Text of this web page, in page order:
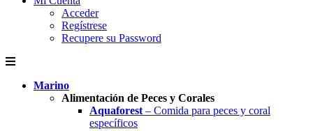
Acceder
Regístrese
Recupere su Password
Marino
Alimentación de Peces y Corales
Aquaforest – Comida para peces y coral
específicos